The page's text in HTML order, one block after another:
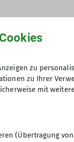
zu
zu Ihrer
mit
(Übertragung